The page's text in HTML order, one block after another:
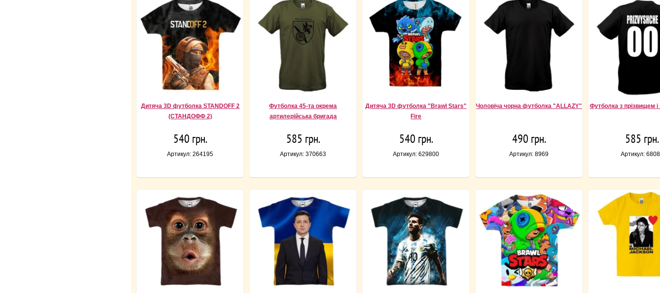
Дитяча 3D футболка STANDOFF 2
(СТАНДОФФ 2)
540 грн.
Артикул: 264195
Футболка 45-та окрема
артилерійська бригада
585 грн.
Артикул: 370663
Дитяча 3D футболка "Brawl Stars"
Fire
540 грн.
Артикул: 629800
Чоловіча чорна футболка "ALLAZY"
490 грн.
Артикул: 8969
Футболка з прізвищем
585 грн.
Артикул: